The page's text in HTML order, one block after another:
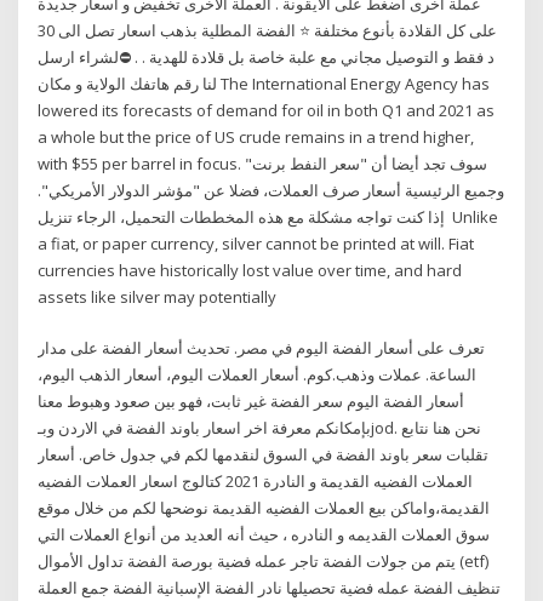
على كل القلادة بأنوع مختلفة ⭐ الفضة المطلية بذهب اسعار تصل الى 30
د فقط و التوصيل مجاني مع علبة خاصة بل قلادة للهدية . . ⛔لشراء ارسل
لنا رقم هاتفك الولاية و مكان The International Energy Agency has
lowered its forecasts of demand for oil in both Q1 and 2021 as
a whole but the price of US crude remains in a trend higher,
with $55 per barrel in focus. سوف تجد أيضا أن "سعر النفط برنت"
وجميع الرئيسية أسعار صرف العملات، فضلا عن "مؤشر الدولار الأمريكي".
إذا كنت تواجه مشكلة مع هذه المخططات التحميل، الرجاء تنزيل Unlike
a fiat, or paper currency, silver cannot be printed at will. Fiat
currencies have historically lost value over time, and hard
assets like silver may potentially
تعرف على أسعار الفضة اليوم في مصر. تحديث أسعار الفضة على مدار
الساعة. عملات وذهب.كوم. أسعار العملات اليوم، أسعار الذهب اليوم،
أسعار الفضة اليوم سعر الفضة غير ثابت، فهو بين صعود وهبوط معنا
بإمكانكم معرفة اخر اسعار باوند الفضة في الاردن وبـjod. نحن هنا نتابع
تقلبات سعر باوند الفضة في السوق لنقدمها لكم في جدول خاص. أسعار
العملات الفضيه القديمة و النادرة 2021 كتالوج اسعار العملات الفضيه
القديمة،واماكن بيع العملات الفضيه القديمة نوضحها لكم من خلال موقع
سوق العملات القديمه و النادره ، حيث أنه العديد من أنواع العملات التي
يتم من جولات الفضة تاجر عمله فضية بورصة الفضة تداول الأموال (etf)
تنظيف الفضة عمله فضية تحصيلها نادر الفضة الإسبانية الفضة جمع العملة